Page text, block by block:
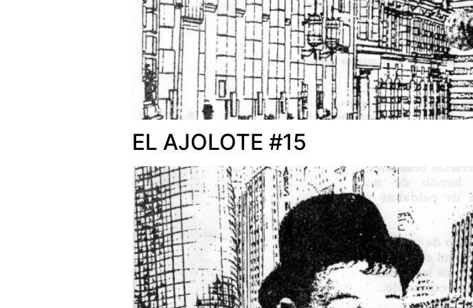
EL AJOLOTE #15